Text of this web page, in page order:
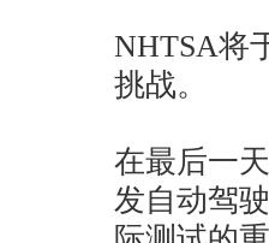
NHTSA将
挑战。
在最后一
发自动驾